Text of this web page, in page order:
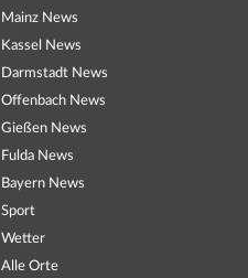
Mainz News
Kassel News
Darmstadt News
Offenbach News
Gießen News
Fulda News
Bayern News
Sport
Wetter
Alle Orte